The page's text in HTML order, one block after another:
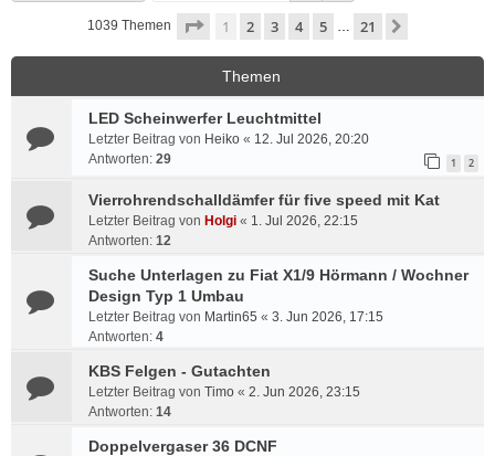
1039 Themen Seite 1von 21
1 2 3 4 5 … 21
Themen
LED Scheinwerfer Leuchtmittel
Letzter Beitrag von Heiko « 12. Jul 2026, 20:20
Antworten: 29 1 2
Vierrohrendschalldämfer für five speed mit Kat
Letzter Beitrag von Holgi « 1. Jul 2026, 22:15
Antworten: 12
Suche Unterlagen zu Fiat X1/9 Hörmann / Wochner
Design Typ 1 Umbau
Letzter Beitrag von Martin65 « 3. Jun 2026, 17:15
Antworten: 4
KBS Felgen - Gutachten
Letzter Beitrag von Timo « 2. Jun 2026, 23:15
Antworten: 14
Doppelvergaser 36 DCNF